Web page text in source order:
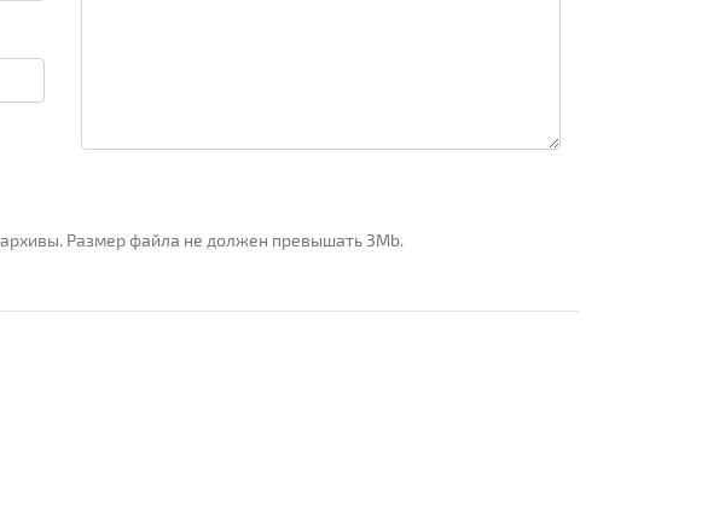
Размер файла не должен превышать 3Mb.